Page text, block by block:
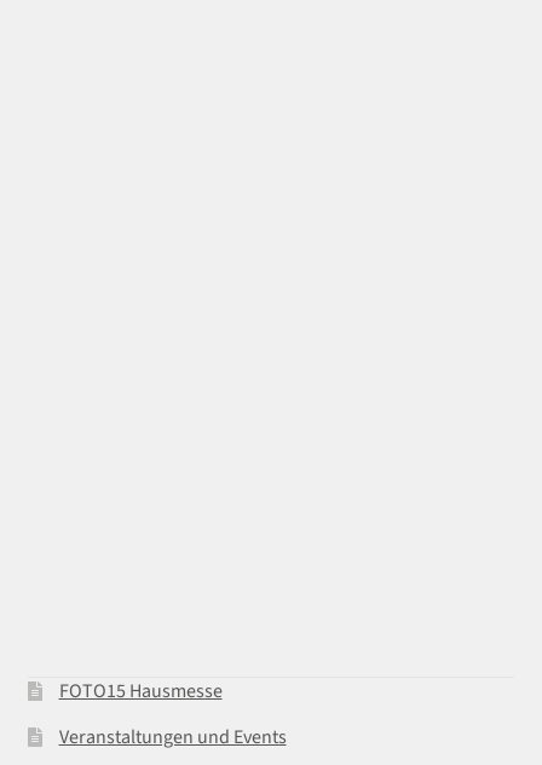
FOTO15 Hausmesse
Veranstaltungen und Events